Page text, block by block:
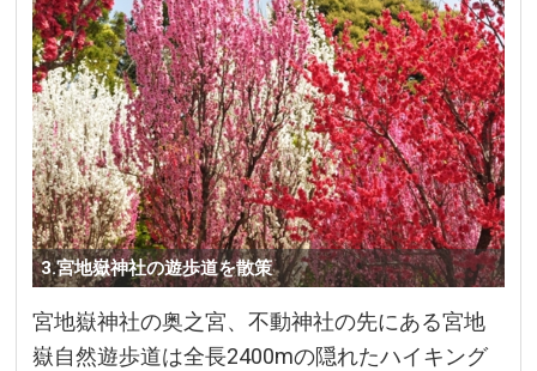
3.宮地嶽神社の遊歩道を散策
宮地嶽神社の奥之宮、不動神社の先にある宮地
嶽自然遊歩道は全長2400mの隠れたハイキング